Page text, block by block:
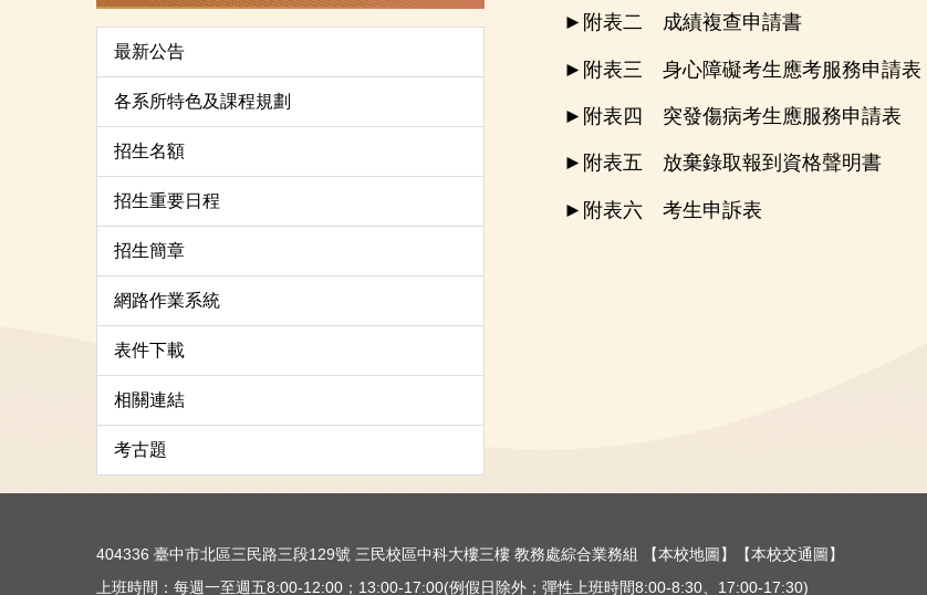
最新公告
各系所特色及課程規劃
招生名額
招生重要日程
招生簡章
網路作業系統
表件下載
相關連結
考古題
► 附表二 成績複查申請書
► 附表三 身心障礙考生應考服務申請表
► 附表四 突發傷病考生應服務申請表
► 附表五 放棄錄取報到資格聲明書
► 附表六 考生申訴表
404336 臺中市北區三民路三段129號 三民校區中科大樓三樓 教務處綜合業務組 【本校地圖】
【本校交通圖】
上班時間：每週一至週五8:00-12:00；13:00-17:00(例假日除外；彈性上班時間8:00-8:30、17:00-17:30)